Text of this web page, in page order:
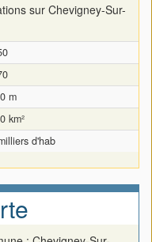
sur Chevigney-Sur-
m
km²
d'hab